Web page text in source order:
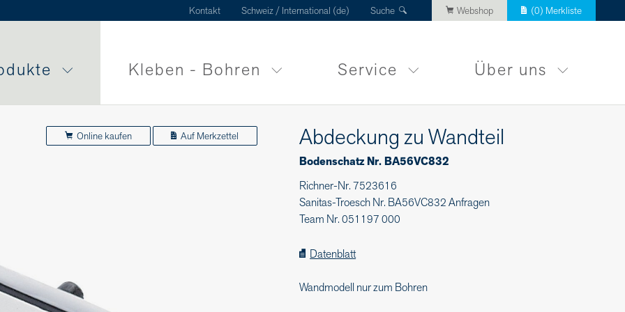
Kontakt Schweiz / International (de) Suche Webshop (0) Merkliste
Kleben - Bohren Service Über uns
Online kaufen Auf Merkzettel Abdeckung zu Wandteil
Bodenschatz Nr. BA56VC832
Richner-Nr. 7523616
Sanitas-Troesch Nr. BA56VC832 Anfragen
Team Nr. 051197 000
Datenblatt
Wandmodell nur zum Bohren